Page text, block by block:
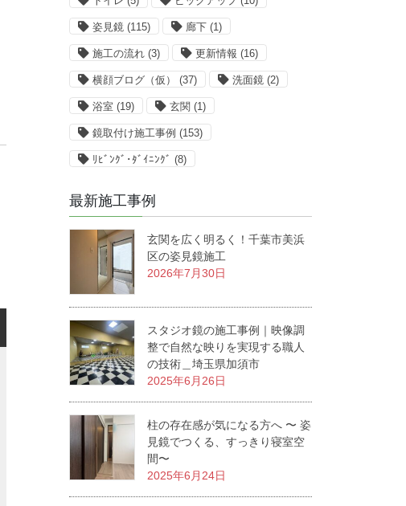
姿見鏡 (115) 廊下 (1)
施工の流れ (3) 更新情報 (16)
横顔ブログ（仮） (37) 洗面鏡 (2)
浴室 (19) 玄関 (1)
鏡取付け施工事例 (153)
ﾘﾋﾞﾝｸﾞ･ﾀﾞｲﾆﾝｸﾞ (8)
最新施工事例
玄関を広く明るく！千葉市美浜
区の姿見鏡施工
2026年7月30日
スタジオ鏡の施工事例｜映像調
整で自然な映りを実現する職人
の技術＿埼玉県加須市
2025年6月26日
柱の存在感が気になる方へ 〜 姿
見鏡でつくる、すっきり寝室空
間〜
2025年6月24日